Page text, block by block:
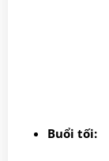
Buổi tối: